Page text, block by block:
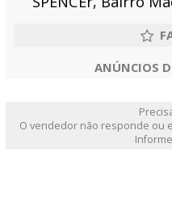
ANÚNCIOS
O vendedor não responde ou